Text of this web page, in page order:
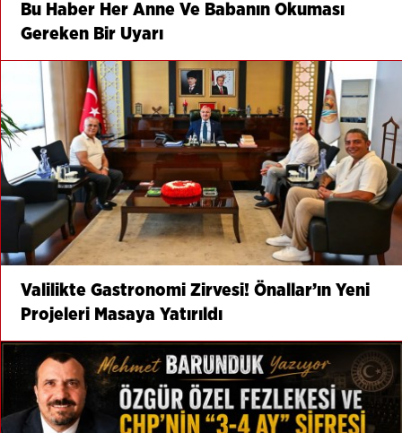
Bu Haber Her Anne Ve Babanın Okuması
Gereken Bir Uyarı
Valilikte Gastronomi Zirvesi! Önallar’ın Yeni
Projeleri Masaya Yatırıldı